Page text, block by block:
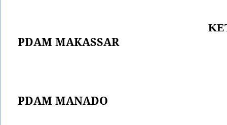
PDAM MAKASSAR
PDAM MANADO